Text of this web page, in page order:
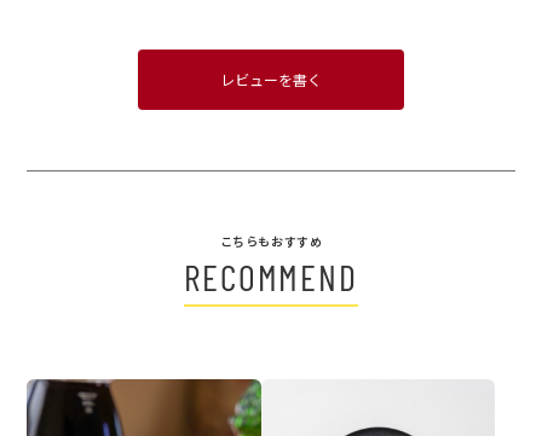
レビューを書く
こちらもおすすめ
RECOMMEND